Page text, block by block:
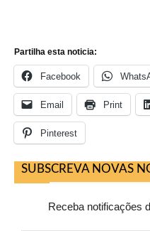
Partilha esta noticia:
Facebook
Email Print
Pinterest
SUBSCREVA NOVAS
Receba notificações